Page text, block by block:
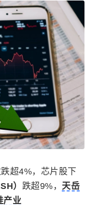
超4%，芯片股下
） 跌超9%， 天岳
产业